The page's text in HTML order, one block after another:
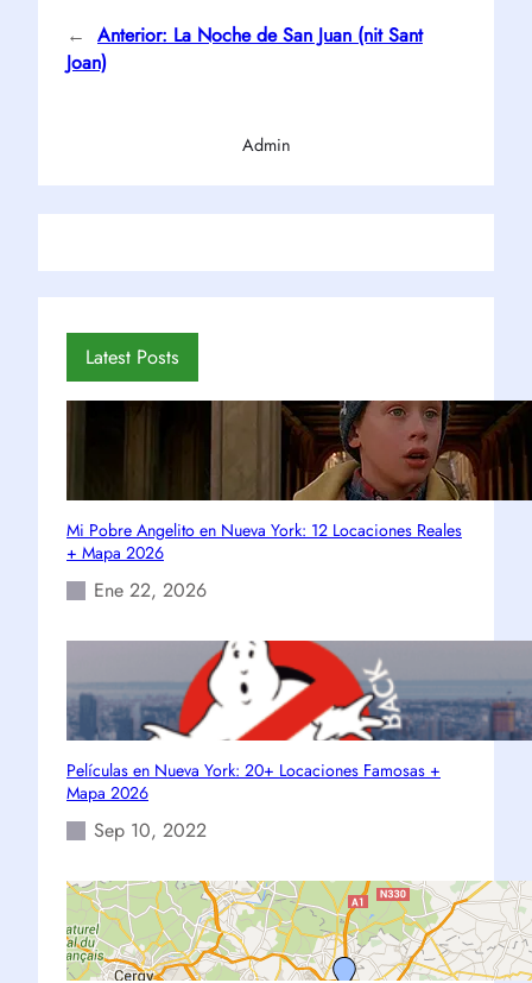
← Anterior: La Noche de San Juan (nit Sant
Joan)
Admin
Latest Posts
Mi Pobre Angelito en Nueva York: 12 Locaciones Reales
+ Mapa 2026
Ene 22, 2026
Películas en Nueva York: 20+ Locaciones Famosas +
Mapa 2026
Sep 10, 2022